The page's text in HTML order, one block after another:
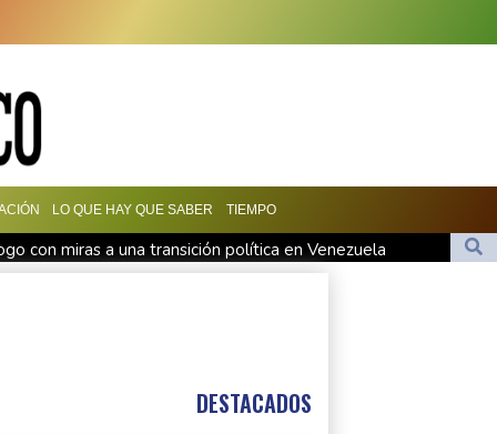
LO QUE HAY QUE SABER TIEMPO
con miras a una transición política en Venezuela
político de origen uruguayo
DESTACADOS